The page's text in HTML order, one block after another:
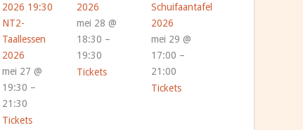
2026 19:30
NT2-
Taallessen
2026
mei 27 @
19:30 –
21:30
Tickets
2026
mei 28 @
18:30 –
19:30
Tickets
Schuifaantafel
2026
mei 29 @
17:00 –
21:00
Tickets